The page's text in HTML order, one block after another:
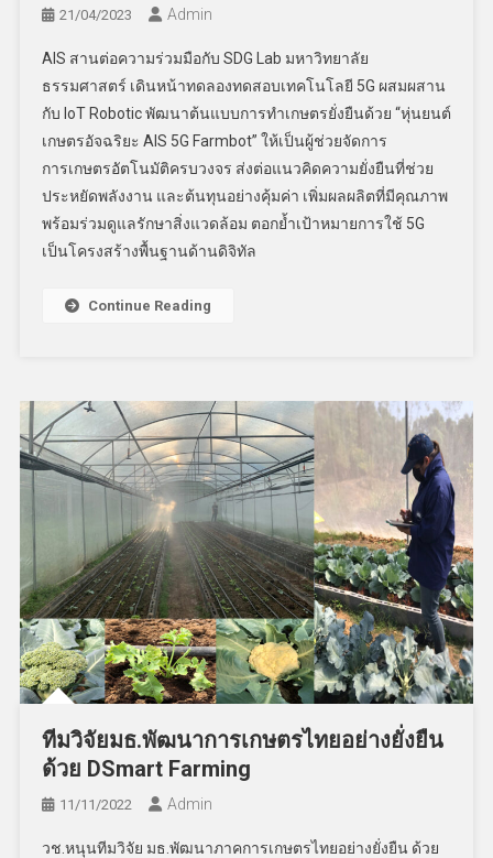
21/04/2023 Admin
AIS สานต่อความร่วมมือกับ SDG Lab มหาวิทยาลัย
ธรรมศาสตร์ เดินหน้าทดลองทดสอบเทคโนโลยี 5G ผสมผสาน
กับ IoT Robotic พัฒนาต้นแบบการทำเกษตรยั่งยืนด้วย “หุ่นยนต์
เกษตรอัจฉริยะ AIS 5G Farmbot” ให้เป็นผู้ช่วยจัดการ
การเกษตรอัตโนมัติครบวงจร ส่งต่อแนวคิดความยั่งยืนที่ช่วย
ประหยัดพลังงาน และต้นทุนอย่างคุ้มค่า เพิ่มผลผลิตที่มีคุณภาพ
พร้อมร่วมดูแลรักษาสิ่งแวดล้อม ตอกย้ำเป้าหมายการใช้ 5G
เป็นโครงสร้างพื้นฐานด้านดิจิทัล
Continue Reading
ทีมวิจัยมธ.พัฒนาการเกษตรไทยอย่างยั่งยืน
ด้วย DSmart Farming
11/11/2022 Admin
วช.หนุนทีมวิจัย มธ.พัฒนาภาคการเกษตรไทยอย่างยั่งยืน ด้วย